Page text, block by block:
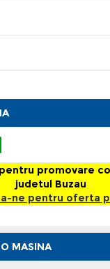
promovare
judetul Buzau
ne pentru oferta
MASINA